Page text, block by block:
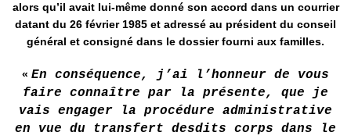
alors qu’il avait lui-même donné son accord dans un courrier
datant du 26 février 1985 et adressé au président du conseil
général et consigné dans le dossier fourni aux familles.
« En conséquence, j’ai l’honneur de vous
faire connaître par la présente, que je
vais engager la procédure administrative
en vue du transfert desdits corps dans le